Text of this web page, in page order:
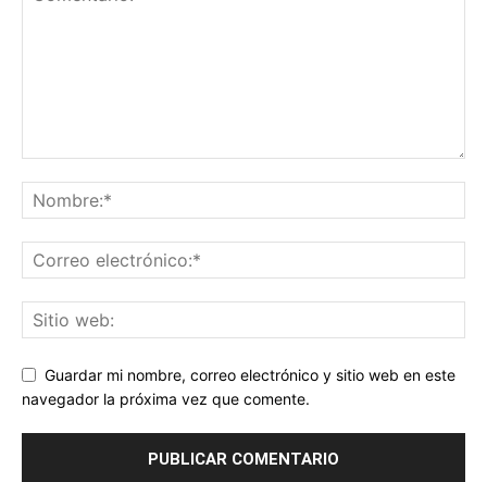
Guardar mi nombre, correo electrónico y sitio web en este
navegador la próxima vez que comente.